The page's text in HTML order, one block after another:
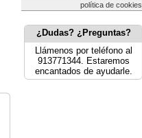
política de cookies
¿Dudas? ¿Preguntas?
Llámenos por teléfono al
913771344. Estaremos
encantados de ayudarle.